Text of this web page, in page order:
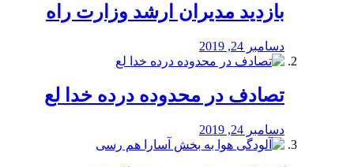
بازدید مدیران ارشد وزارت راه
دسامبر 24, 2019
تصادف در محدوده درده خدا لع
دسامبر 24, 2019